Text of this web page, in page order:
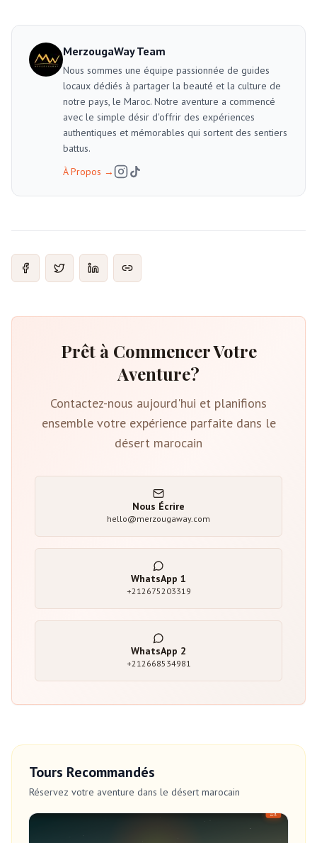
MerzougaWay Team
Nous sommes une équipe passionnée de guides
locaux dédiés à partager la beauté et la culture de
notre pays, le Maroc. Notre aventure a commencé
avec le simple désir d'offrir des expériences
authentiques et mémorables qui sortent des sentiers
battus.
À Propos →
Prêt à Commencer Votre
Aventure?
Contactez-nous aujourd'hui et planifions
ensemble votre expérience parfaite dans le
désert marocain
Nous Écrire
hello@merzougaway.com
WhatsApp 1
+212675203319
WhatsApp 2
+212668534981
Tours Recommandés
Réservez votre aventure dans le désert marocain